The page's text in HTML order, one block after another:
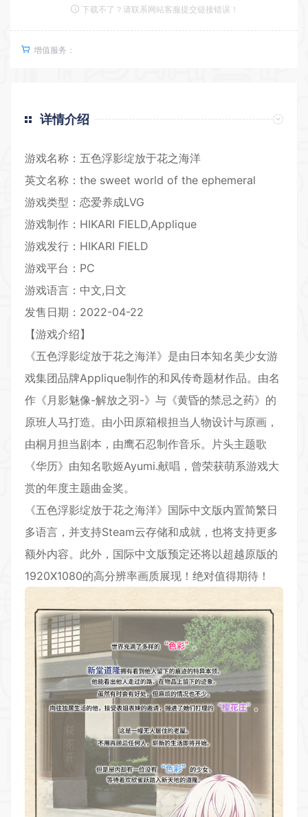
下载不了？请联系网站客服提交链接错误！
增值服务：
详情介绍
游戏名称：五色浮影绽放于花之海洋
英文名称：the sweet world of the ephemeral
游戏类型： 恋爱养成LVG
游戏制作：HIKARI FIELD,Applique
游戏发行：HIKARI FIELD
游戏平台：PC
游戏语言：中文,日文
发售日期：2022-04-22
【游戏介绍】
《五色浮影绽放于花之海洋》是由日本知名美少女游
戏集团品牌Applique制作的和风传奇题材作品。由名
作《月影魅像-解放之羽-》与《黄昏的禁忌之药》的
原班人马打造。由小田原箱根担当人物设计与原画，
由桐月担当剧本，由鹰石忍制作音乐。片头主题歌
《华历》由知名歌姬Ayumi.献唱，曾荣获萌系游戏大
赏的年度主题曲金奖。
《五色浮影绽放于花之海洋》国际中文版内置简繁日
多语言，并支持Steam云存储和成就，也将支持更多
额外内容。此外，国际中文版预定还将以超越原版的
1920X1080的高分辨率画质展现！绝对值得期待！